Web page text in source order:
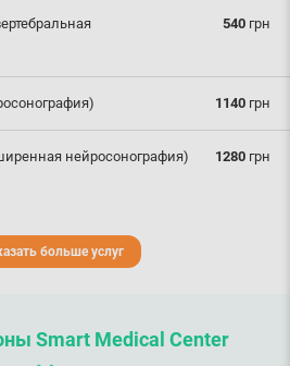
540 грн
1140 грн
1280 грн
нейросонография)
больше услуг
Smart Medical Center